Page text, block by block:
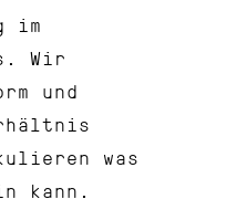
im
Wir
und
was
kann.